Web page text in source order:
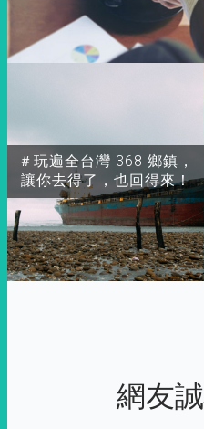
＃玩遍全台灣 368 鄉鎮，
讓你去得了，也回得來！
網友